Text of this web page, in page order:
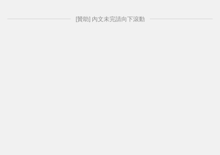
[贊助] 內文未完請向下滾動